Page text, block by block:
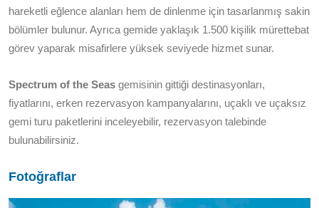
hareketli eğlence alanları hem de dinlenme için tasarlanmış sakin
bölümler bulunur. Ayrıca gemide yaklaşık 1.500 kişilik mürettebat
görev yaparak misafirlere yüksek seviyede hizmet sunar.
Spectrum of the Seas gemisinin gittiği destinasyonları,
fiyatlarını, erken rezervasyon kampanyalarını, uçaklı ve uçaksız
gemi turu paketlerini inceleyebilir, rezervasyon talebinde
bulunabilirsiniz.
Fotoğraflar